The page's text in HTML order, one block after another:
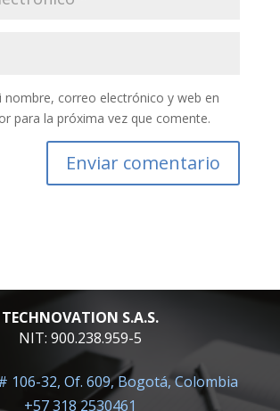
nombre, correo electrónico y web en
para la próxima vez que comente.
TECHNOVATION S.A.S.
NIT: 900.238.959-5
106-32, Of. 609, Bogotá, Colombia
+57 318 2530461